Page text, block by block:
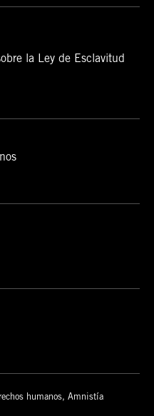
la Ley de Esclavitud
humanos, Amnistía